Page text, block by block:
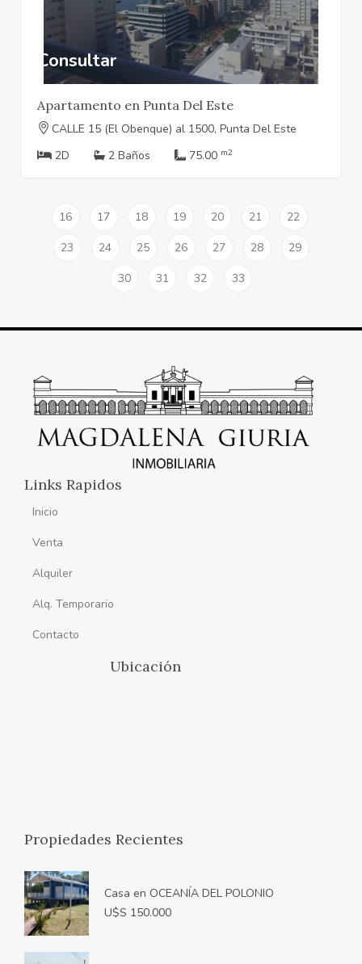
Consultar
Apartamento en Punta Del Este
CALLE 15 (El Obenque) al 1500, Punta Del Este
2D
2 Baños 75.00 m2
16 17 18 19 20 21
22
23
24 25 26 27 28
29
30
31 32 33
Links Rapidos
Inicio
Venta
Alquiler
Alq. Temporario
Contacto
Ubicación
Propiedades Recientes
Casa en OCEANÍA DEL POLONIO
U$S 150.000